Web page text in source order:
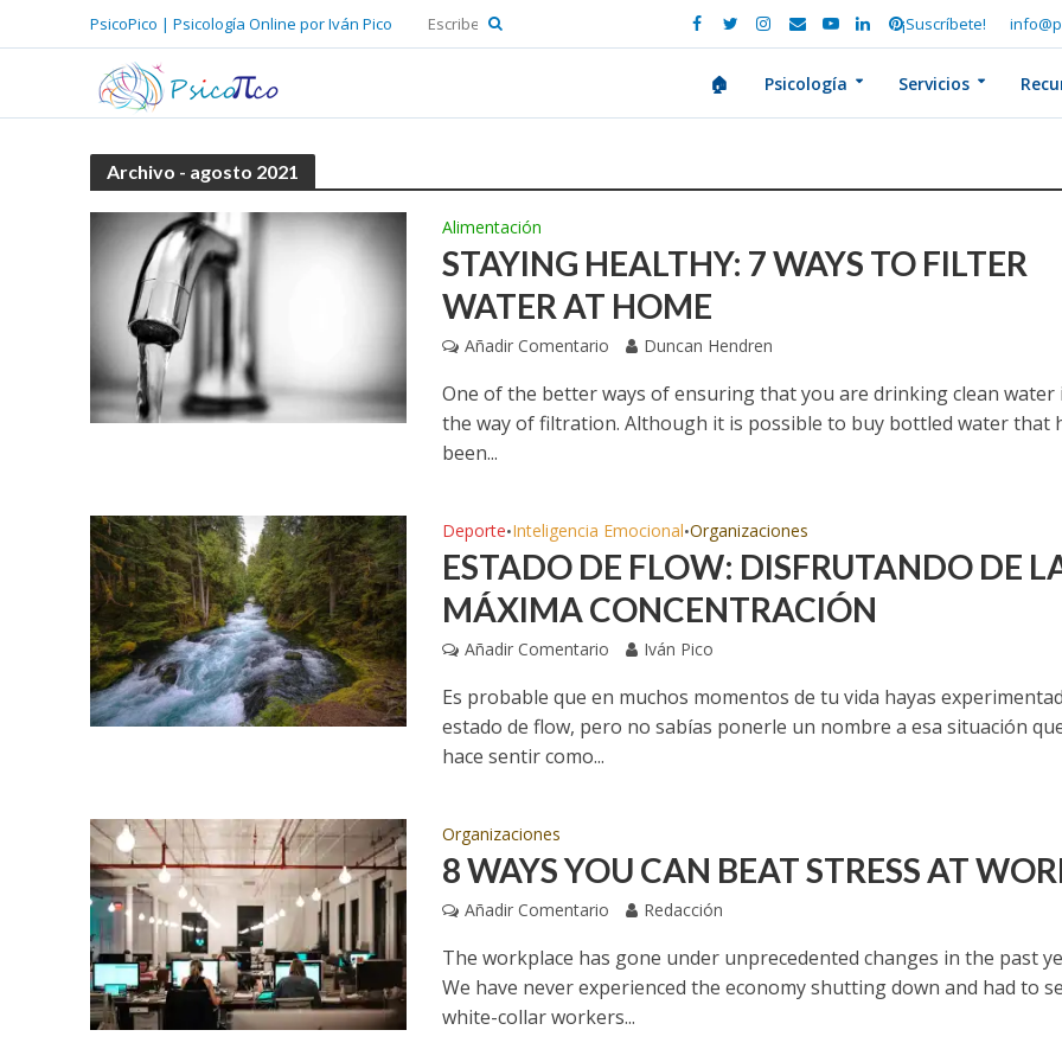
PsicoPico | Psicología Online por Iván Pico ¡Suscríbete!
🏠 Psicología Servicios
Archivo - agosto 2021
Alimentación
STAYING HEALTHY: 7 WAYS TO FILTER
WATER AT HOME
Añadir Comentario Duncan Hendren
One of the better ways of ensuring that you are drinking clean water
the way of filtration. Although it is possible to buy bottled water that
been...
Deporte•Inteligencia Emocional•Organizaciones
ESTADO DE FLOW: DISFRUTANDO DE
MÁXIMA CONCENTRACIÓN
Añadir Comentario Iván Pico
Es probable que en muchos momentos de tu vida hayas
estado de flow, pero no sabías ponerle un nombre a esa situación
hace sentir como...
Organizaciones
8 WAYS YOU CAN BEAT STRESS AT
Añadir Comentario Redacción
The workplace has gone under unprecedented changes in the past
We have never experienced the economy shutting down and had to
white-collar workers...